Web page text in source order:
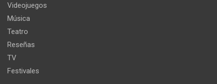
Videojuegos
Música
Teatro
Reseñas
TV
Festivales